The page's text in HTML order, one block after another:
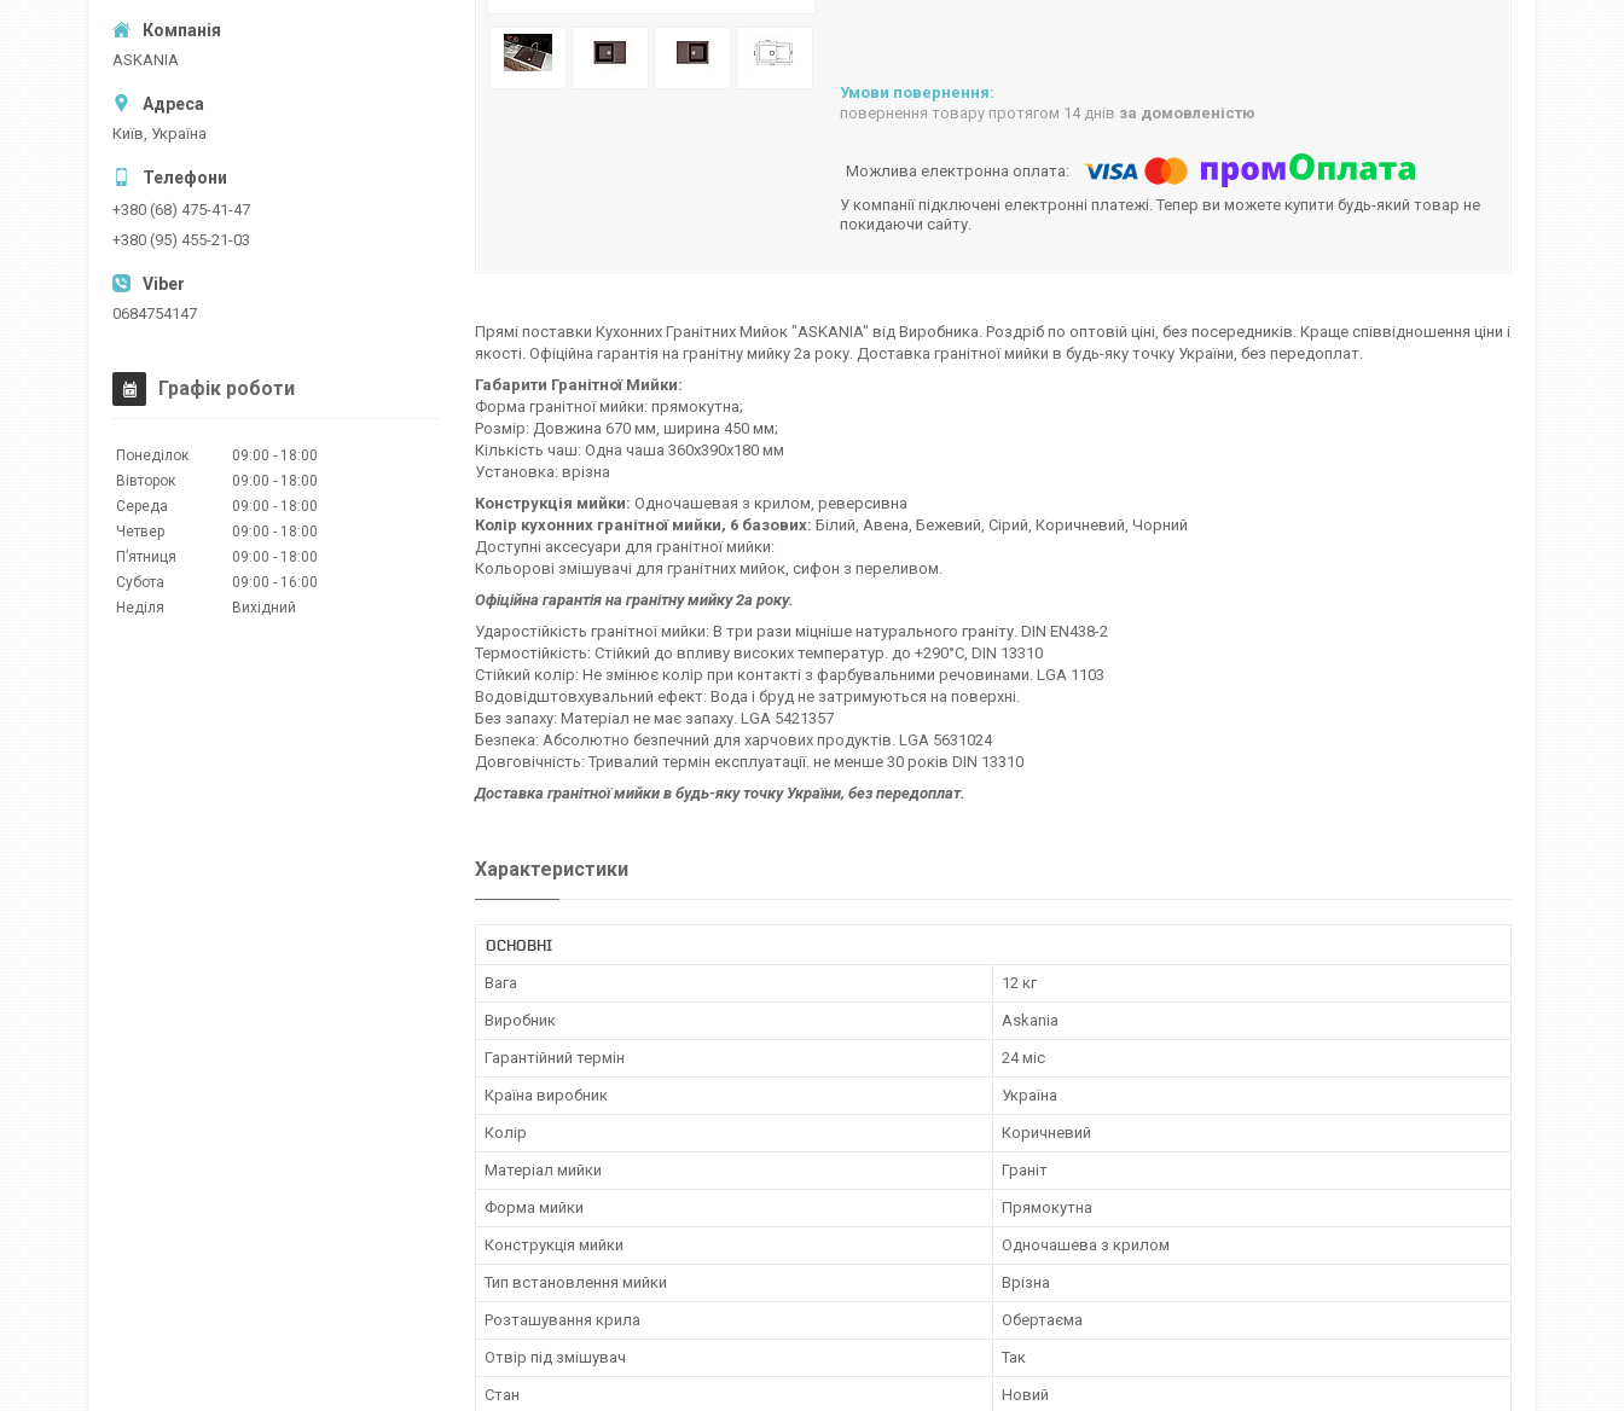
повернення товару протягом 14 днів за домовленістю
У компанії підключені електронні платежі. Тепер ви можете купити будь-який товар не
покидаючи сайту.
Прямі поставки Кухонних Гранітних Мийок "ASKANIA" від Виробника. Роздріб по оптовій ціні, без посередників. Краще співвідношення ціни і
якості. Офіційна гарантія на гранітну мийку 2а року. Доставка гранітної мийки в будь-яку точку України, без передоплат.
Габарити Гранітної Мийки:
Форма гранітної мийки: прямокутна;
Розмір: Довжина 670 мм, ширина 450 мм;
Кількість чаш: Одна чаша 360x390x180 мм
Установка: врізна
Конструкція мийки: Одночашевая з крилом, реверсивна
Колір кухонних гранітної мийки, 6 базових: Білий, Авена, Бежевий, Сірий, Коричневий, Чорний
Доступні аксесуари для гранітної мийки:
Кольорові змішувачі для гранітних мийок, сифон з переливом.
Офіційна гарантія на гранітну мийку 2а року.
Ударостійкість гранітної мийки: В три рази міцніше натурального граніту. DIN EN438-2
Термостійкість: Стійкий до впливу високих температур. до +290°C, DIN 13310
Стійкий колір: Не змінює колір при контакті з фарбувальними речовинами. LGA 1103
Водовідштовхувальний ефект: Вода і бруд не затримуються на поверхні.
Без запаху: Матеріал не має запаху. LGA 5421357
Безпека: Абсолютно безпечний для харчових продуктів. LGA 5631024
Довговічність: Тривалий термін експлуатації. не менше 30 років DIN 13310
Доставка гранітної мийки в будь-яку точку України, без передоплат.
Характеристики
ОСНОВНІ
Вага 12 кг
Виробник Askania
Гарантійний термін 24 міс
Країна виробник Україна
Колір Коричневий
Матеріал мийки Граніт
Форма мийки Прямокутна
Конструкція мийки Одночашева з крилом
Тип встановлення мийки Врізна
Розташування крила Обертаєма
Отвір під змішувач Так
Стан Новий
ASKANIA
Київ, Україна
+380 (68) 475-41-47
+380 (95) 455-21-03
0684754147
Графік роботи
Понеділок 09:00
18:00
Вівторок
09:00
18:00
Середа
09:00
18:00
Четвер
09:00
18:00
Пʼятниця
09:00
18:00
Субота
09:00
16:00
Неділя
Вихідний